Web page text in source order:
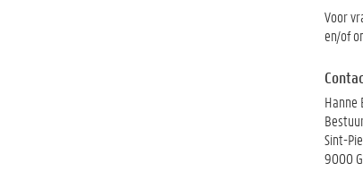
Voor
en/of
Hanne
Sint-
9000